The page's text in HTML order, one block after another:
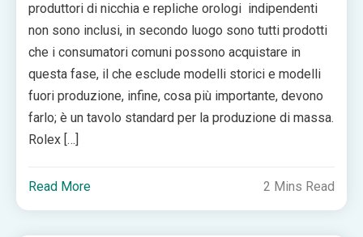
produttori di nicchia e repliche orologi indipendenti
non sono inclusi, in secondo luogo sono tutti prodotti
che i consumatori comuni possono acquistare in
questa fase, il che esclude modelli storici e modelli
fuori produzione, infine, cosa più importante, devono
farlo; è un tavolo standard per la produzione di massa.
Rolex […]
Read More 2 Mins Read